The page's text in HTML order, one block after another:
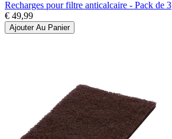
Recharges pour filtre anticalcaire - Pack de 3
€ 49,99
Ajouter Au Panier